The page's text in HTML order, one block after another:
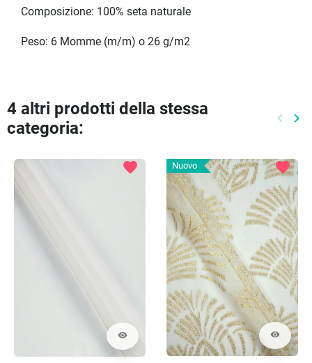
Composizione: 100% seta naturale
Peso: 6 Momme (m/m) o 26 g/m2
4 altri prodotti della stessa
categoria:
keyboard_arrow_left keyboard_arrow_right
visibility
favorite Nuovo
visibility
favorite